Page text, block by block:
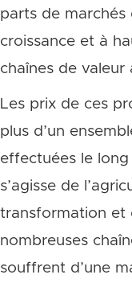
parts de marchés
croissance et à
chaînes de valeur
Les prix de ces
plus d’un
effectuées le long
s’agisse de
transformation et
nombreuses
souffrent d’une